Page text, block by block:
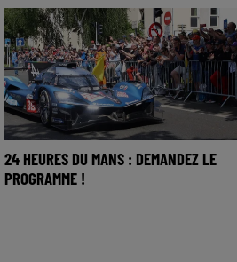
24 HEURES DU MANS : DEMANDEZ LE
PROGRAMME !